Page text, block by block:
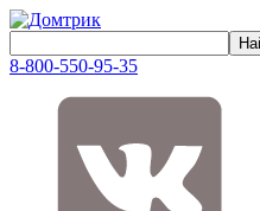
8-800-550-95-35